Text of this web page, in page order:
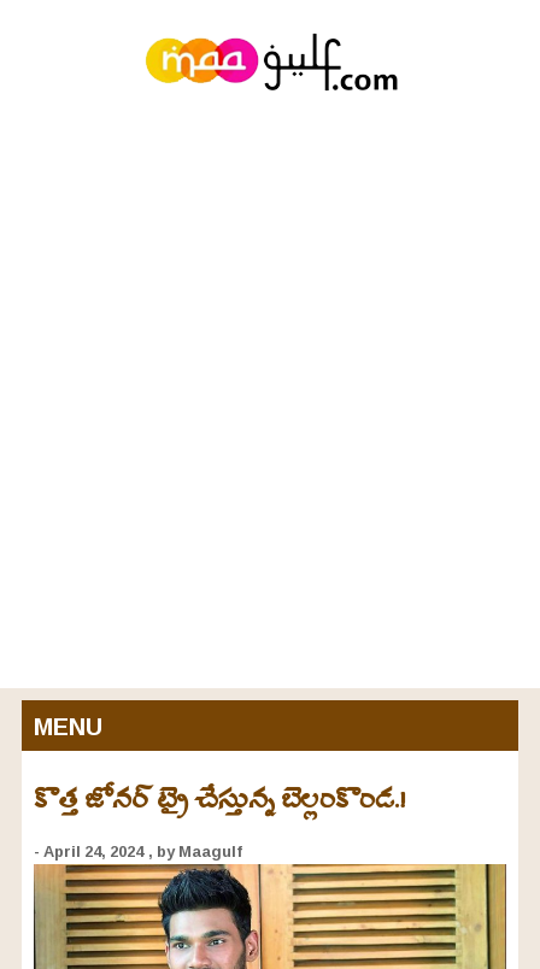
MENU
కొత్త జోనర్ ట్రై చేస్తున్న బెల్లంకొండ.!
- April 24, 2024 , by Maagulf